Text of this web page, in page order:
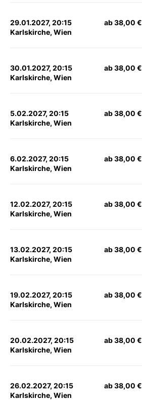
29.01.2027, 20:15
Karlskirche, Wien
ab 38,00 €
30.01.2027, 20:15
Karlskirche, Wien
ab 38,00 €
5.02.2027, 20:15
Karlskirche, Wien
ab 38,00 €
6.02.2027, 20:15
Karlskirche, Wien
ab 38,00 €
12.02.2027, 20:15
Karlskirche, Wien
ab 38,00 €
13.02.2027, 20:15
Karlskirche, Wien
ab 38,00 €
19.02.2027, 20:15
Karlskirche, Wien
ab 38,00 €
20.02.2027, 20:15
Karlskirche, Wien
ab 38,00 €
26.02.2027, 20:15
Karlskirche, Wien
ab 38,00 €